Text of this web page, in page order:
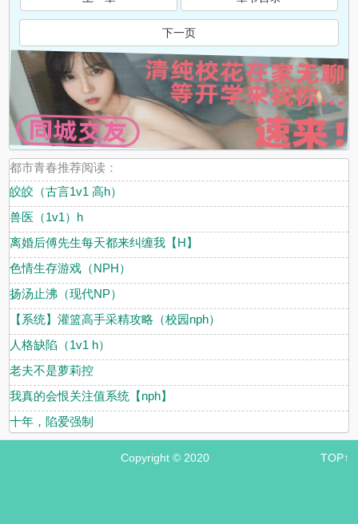
下一页
都市青春推荐阅读：
皎皎（古言1v1 高h）
兽医（1v1）h
离婚后傅先生每天都来纠缠我【H】
色情生存游戏（NPH）
扬汤止沸（现代NP）
【系统】灌篮高手采精攻略（校园nph）
人格缺陷（1v1 h）
老夫不是萝莉控
我真的会恨关注值系统【nph】
十年，陷爱强制
Copyright © 2020 TOP↑